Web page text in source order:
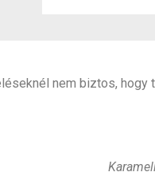
nem biztos, hogy